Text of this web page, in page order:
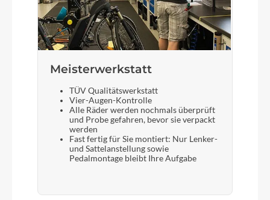
Meisterwerkstatt
TÜV Qualitätswerkstatt
Vier-Augen-Kontrolle
Alle Räder werden nochmals überprüft
und Probe gefahren, bevor sie verpackt
werden
Fast fertig für Sie montiert: Nur Lenker-
und Sattelanstellung sowie
Pedalmontage bleibt Ihre Aufgabe